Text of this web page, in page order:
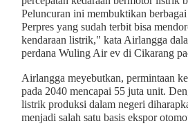
Peluncuran ini membuktikan
Perpres yang sudah terbit bisa
kendaraan listrik," kata Airlangga
perdana Wuling Air ev di Cikarang
Airlangga meyebutkan, permintaan
pada 2040 mencapai 55 juta unit.
listrik produksi dalam negeri
menjadi salah satu basis ekspor